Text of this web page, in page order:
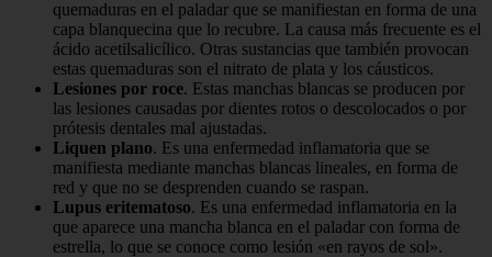
quemaduras en el paladar que se manifiestan en forma de una
capa blanquecina que lo recubre. La causa más frecuente es el
ácido acetilsalicílico. Otras sustancias que también provocan
estas quemaduras son el nitrato de plata y los cáusticos.
Lesiones por roce. Estas manchas blancas se producen por
las lesiones causadas por dientes rotos o descolocados o por
prótesis dentales mal ajustadas.
Liquen plano. Es una enfermedad inflamatoria que se
manifiesta mediante manchas blancas lineales, en forma de
red y que no se desprenden cuando se raspan.
Lupus eritematoso. Es una enfermedad inflamatoria en la
que aparece una mancha blanca en el paladar con forma de
estrella, lo que se conoce como lesión «en rayos de sol».